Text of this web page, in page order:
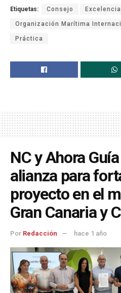
Etiquetas: Consejo
Organización Marítima
Práctica
NC y Ahora
alianza para
proyecto en el
Gran Canaria y
Por Redacción hace 1 año